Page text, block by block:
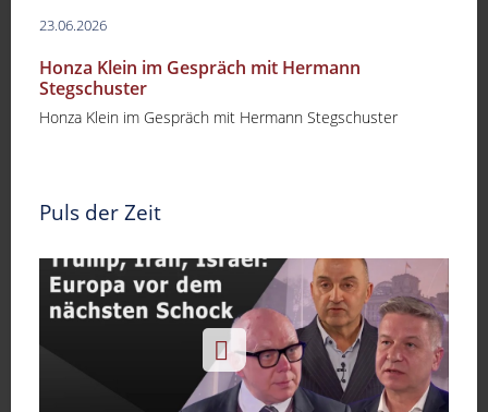
23.06.2026
Honza Klein im Gespräch mit Hermann
Stegschuster
Honza Klein im Gespräch mit Hermann Stegschuster
Puls der Zeit